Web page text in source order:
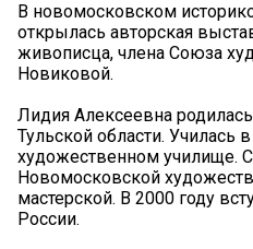
В новомосковском
открылась авторская
живописца, члена Союза
Новиковой.
Лидия Алексеевна
Тульской области. Училась
художественном училище. С
Новомосковской
мастерской. В 2000 году
России.